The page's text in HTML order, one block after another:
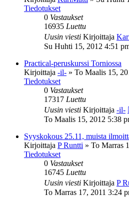
Tiedotukset
0 Vastaukset
16935 Luettu
Uusin viesti Kirjoittaja
Su Huhti 15, 2012 4:51
Practical-peruskurssi Torniossa
Kirjoittaja -il- » To Maalis 15,
Tiedotukset
0 Vastaukset
17317 Luettu
Uusin viesti Kirjoittaja -il-
To Maalis 15, 2012 5:38
Syyskokous 25.11, muista
Kirjoittaja P Runtti » To Marras
Tiedotukset
0 Vastaukset
16745 Luettu
Uusin viesti Kirjoittaja P
To Marras 17, 2011 3:24